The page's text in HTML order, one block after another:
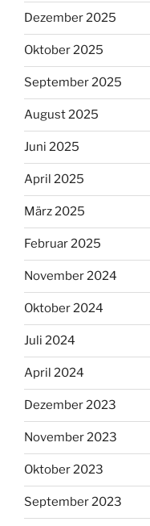
Dezember 2025
Oktober 2025
September 2025
August 2025
Juni 2025
April 2025
März 2025
Februar 2025
November 2024
Oktober 2024
Juli 2024
April 2024
Dezember 2023
November 2023
Oktober 2023
September 2023